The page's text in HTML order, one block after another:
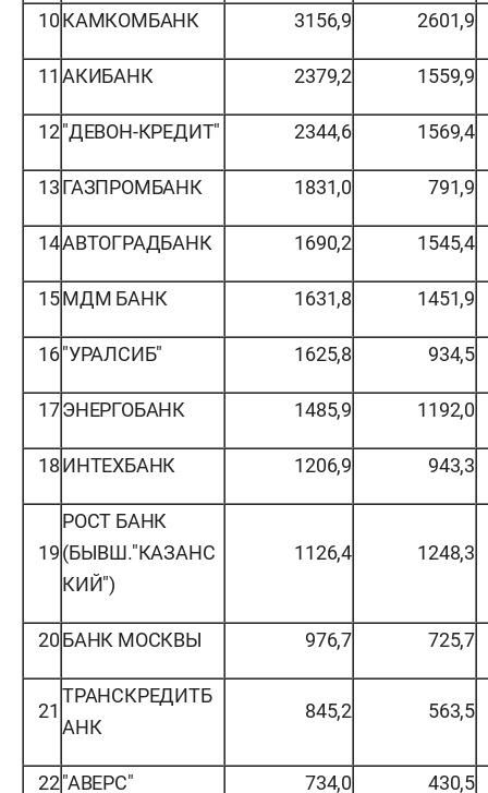
10КАМКОМБАНК 3156,9 2601,9
11 АКИБАНК 2379,2 1559,9
12"ДЕВОН-КРЕДИТ" 2344,6 1569,4
13ГАЗПРОМБАНК 1831,0 791,9
14АВТОГРАДБАНК 1690,2 1545,4
15МДМ БАНК 1631,8 1451,9
16"УРАЛСИБ" 1625,8 934,5
17ЭНЕРГОБАНК 1485,9 1192,0
18ИНТЕХБАНК 1206,9 943,3
19
РОСТ БАНК
(БЫВШ."КАЗАНС
КИЙ")
1126,4 1248,3
20БАНК МОСКВЫ 976,7 725,7
21
ТРАНСКРЕДИТБ
АНК
845,2 563,5
22"АВЕРС" 734,0 430,5